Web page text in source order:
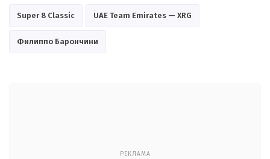
Super 8 Classic UAE Team Emirates — XRG
Филиппо Барончини
РЕКЛАМА